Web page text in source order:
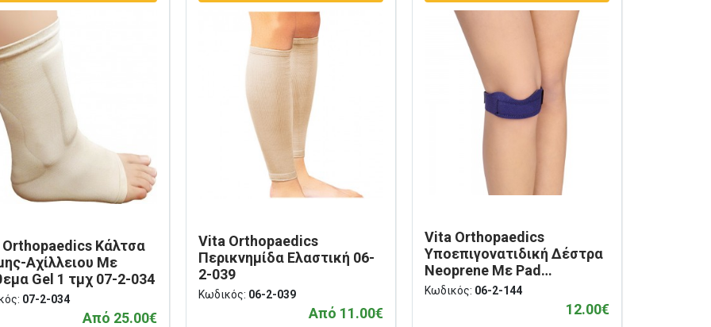
Κάλτσα
Αχίλλειου Με
Gel 1 τμχ 07-2-034
07-2-034
Από 25.00€
Vita Orthopaedics
Περικνημίδα Ελαστική 06-
2-039
Κωδικός: 06-2-039
Από 11.00€
Vita Orthopaedics
Υποεπιγονατιδική Δέστρα
Neoprene Με Pad
Σιλικόνης 06-2-144
Κωδικός: 06-2-144
12.00€